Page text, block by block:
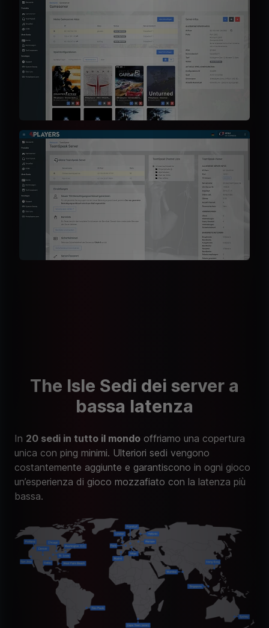
The Isle Sedi dei server a
bassa latenza
In 20 sedi in tutto il mondo offriamo una copertura
unica con ping minimi. Ulteriori sedi vengono
costantemente aggiunte e garantiscono in ogni gioco
un’esperienza di gioco mozzafiato con la latenza più
bassa.